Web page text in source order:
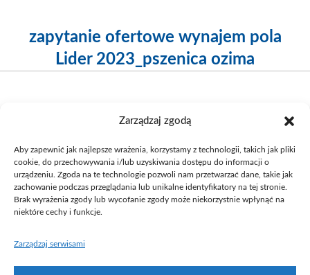
Zarządzaj zgodą
Aby zapewnić jak najlepsze wrażenia, korzystamy z technologii, takich jak pliki
cookie, do przechowywania i/lub uzyskiwania dostępu do informacji o
urządzeniu. Zgoda na te technologie pozwoli nam przetwarzać dane, takie jak
zachowanie podczas przeglądania lub unikalne identyfikatory na tej stronie.
Brak wyrażenia zgody lub wycofanie zgody może niekorzystnie wpłynąć na
niektóre cechy i funkcje.
Zarządzaj serwisami
zapytanie ofertowe wynajem pola
Lider 2023_pszenica ozima
Fundacja UAM ⓒ 2021